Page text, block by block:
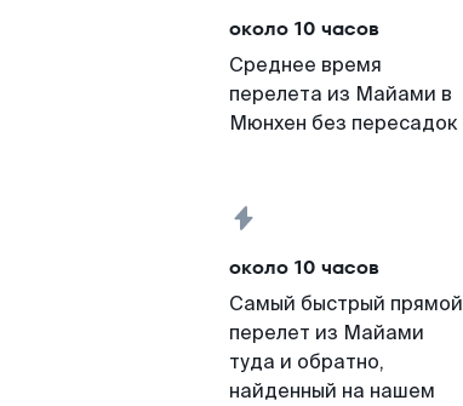
около 10 часов
Среднее время
перелета из Майами в
Мюнхен без пересадок
около 10 часов
Самый быстрый прямой
перелет из Майами
туда и обратно,
найденный на нашем